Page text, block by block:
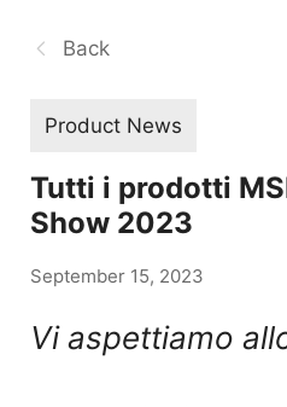
Back
Product News
Tutti i prodotti
Show 2023
September 15, 2023
Vi aspettiamo